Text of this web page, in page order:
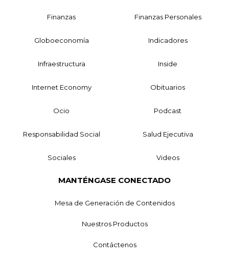
Finanzas Finanzas Personales
Globoeconomía Indicadores
Infraestructura Inside
Internet Economy Obituarios
Ocio Podcast
Responsabilidad Social Salud Ejecutiva
Sociales Videos
MANTÉNGASE CONECTADO
Mesa de Generación de Contenidos
Nuestros Productos
Contáctenos